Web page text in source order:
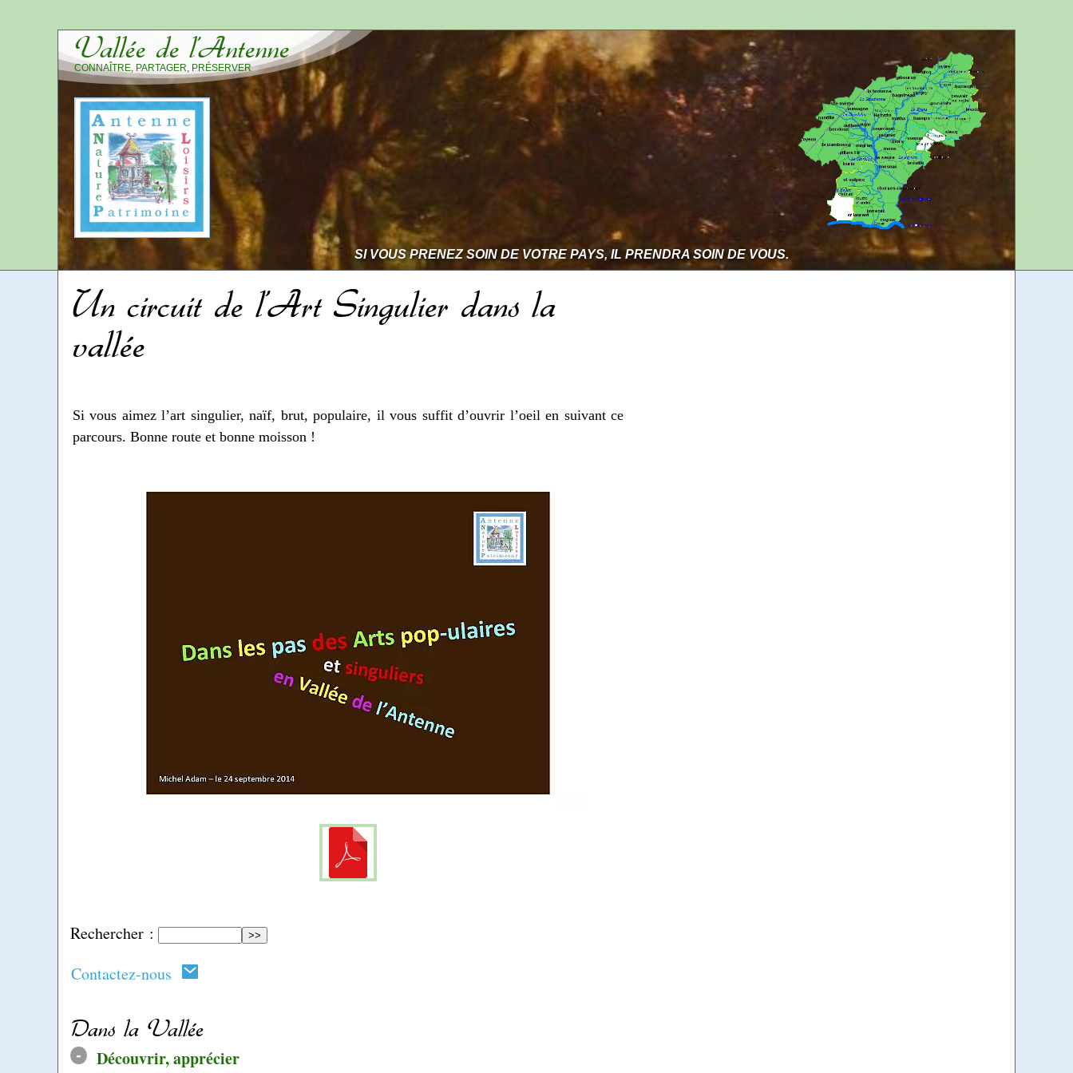
Vallée de l’Antenne
CONNAÎTRE, PARTAGER, PRÉSERVER
SI VOUS PRENEZ SOIN DE VOTRE PAYS, IL PRENDRA SOIN DE VOUS.
Rechercher :
Contactez-nous
Dans la Vallée
- Découvrir, apprécier
Un circuit de l’Art Singulier dans la
vallée
Si vous aimez l’art singulier, naïf, brut, populaire, il vous suffit d’ouvrir l’oeil en suivant ce
parcours. Bonne route et bonne moisson !